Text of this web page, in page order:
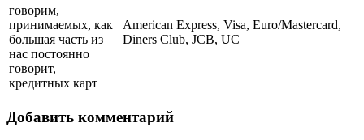
говорим,
принимаемых, как
большая часть из
нас постоянно
говорит,
кредитных карт
American Express, Visa, Euro/Mastercard,
Diners Club, JCB, UC
Добавить комментарий